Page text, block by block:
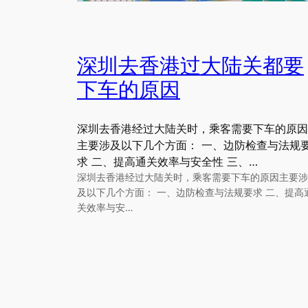
深圳去香港过大陆关都要
下车的原因
深圳去香港经过大陆关时，乘客需要下车的原因
主要涉及以下几个方面： 一、边防检查与法规
求 二、提高通关效率与安全性 三、…
深圳去香港经过大陆关时，乘客需要下车的原因主要涉
及以下几个方面： 一、边防检查与法规要求 二、提高
关效率与安…